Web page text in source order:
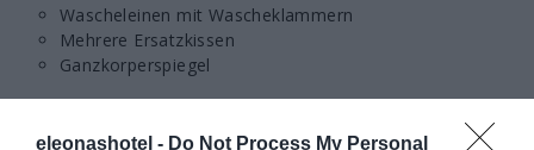
eleonashotel - Do Not Process My Personal
Wascheleinen mit Wascheklammern
Mehrere Ersatzkissen
Ganzkorperspiegel
Unsere Matratzen